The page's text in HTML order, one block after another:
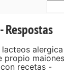
Respostas
alergica
propio
recetas -